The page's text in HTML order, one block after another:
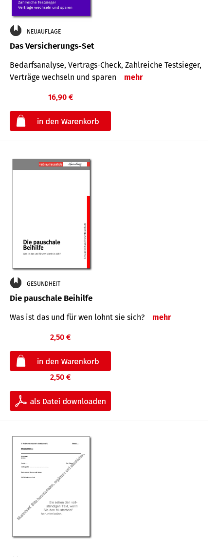
NEUAUFLAGE
Das Versicherungs-Set
Bedarfsanalyse, Vertrags-Check, Zahlreiche Testsieger,
Verträge wechseln und sparen
mehr
16,90 €
GESUNDHEIT
Die pauschale Beihilfe
Was ist das und für wen lohnt sie sich? mehr
2,50 €
2,50 €